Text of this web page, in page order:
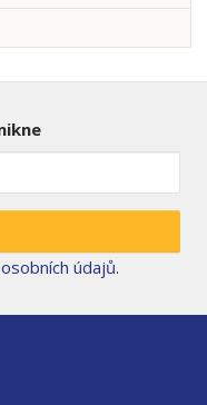
údajů.